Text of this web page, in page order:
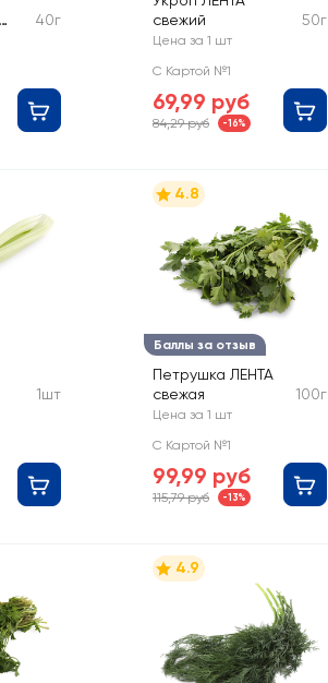
40г
свежий
50г
Цена за 1 шт
С Картой №1
69,99 руб
84,29 руб -16%
1шт
Баллы за отзыв
4.8
Петрушка ЛЕНТА
свежая
100г
Цена за 1 шт
С Картой №1
99,99 руб
115,79 руб -13%
4.9